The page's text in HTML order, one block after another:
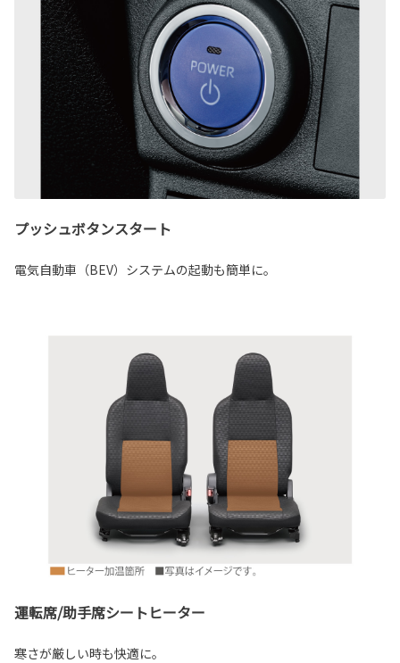
プッシュボタンスタート
電気自動車（BEV）システムの起動も簡単に。
運転席/助手席シートヒーター
寒さが厳しい時も快適に。